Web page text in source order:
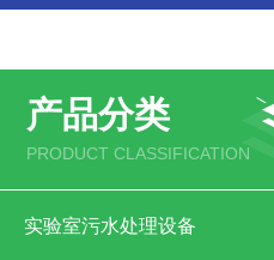
产品分类
PRODUCT CLASSIFICATION
实验室污水处理设备